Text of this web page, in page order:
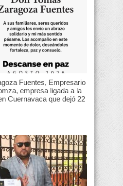
Fuentes, Empresario
empresa ligada a la
Cuernavaca que dejó 22